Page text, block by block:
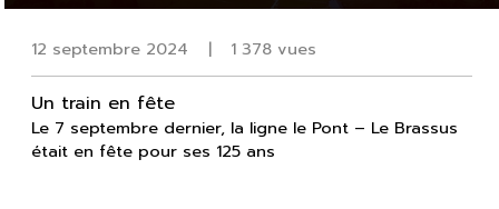
12 septembre 2024 | 1 378 vues
Un train en fête
Le 7 septembre dernier, la ligne le Pont – Le Brassus
était en fête pour ses 125 ans